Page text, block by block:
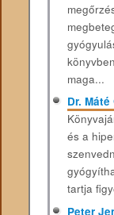
maga...
Dr.
és a
tartja
Peter